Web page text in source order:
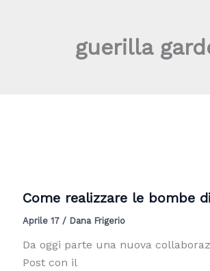
guerilla
Come realizzare le bombe
Aprile 17 / Dana Frigerio
Da oggi parte una nuova
Post con il